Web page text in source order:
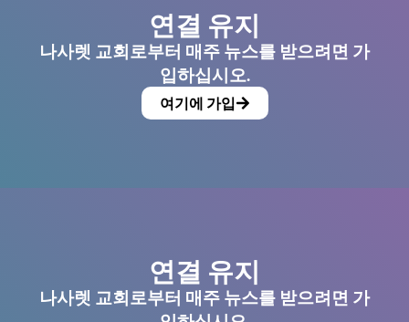
연결 유지
나사렛 교회로부터 매주 뉴스를 받으려면 가
입하십시오.
여기에 가입
연결 유지
나사렛 교회로부터 매주 뉴스를 받으려면 가